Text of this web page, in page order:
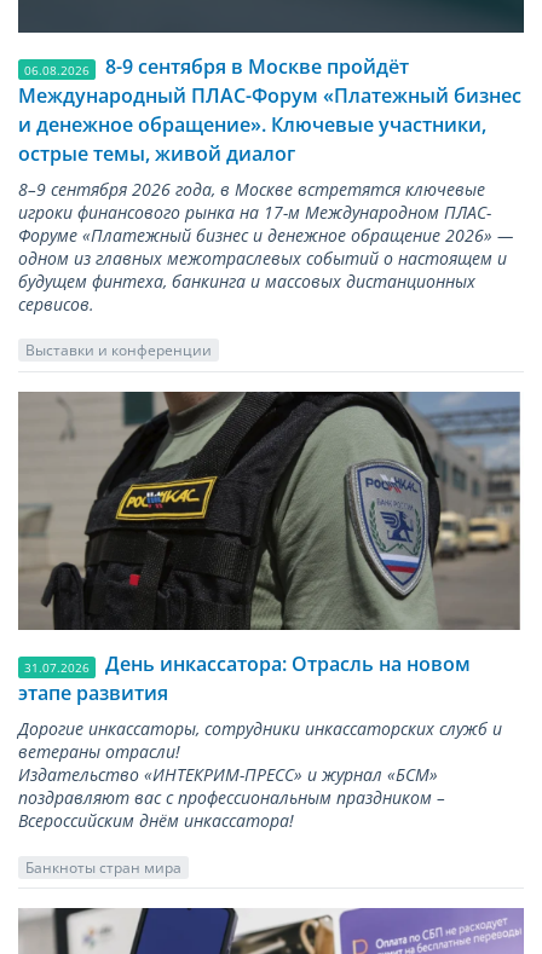
06.08.2026
8-9 сентября в Москве пройдёт
Международный ПЛАС-Форум «Платежный бизнес
и денежное обращение». Ключевые участники,
острые темы, живой диалог
8–9 сентября 2026 года, в Москве встретятся ключевые
игроки финансового рынка на 17-м Международном ПЛАС-
Форуме «Платежный бизнес и денежное обращение 2026» —
одном из главных межотраслевых событий о настоящем и
будущем финтеха, банкинга и массовых дистанционных
сервисов.
Выставки и конференции
31.07.2026
День инкассатора: Отрасль на новом
этапе развития
Дорогие инкассаторы, сотрудники инкассаторских служб и
ветераны отрасли!
Издательство «ИНТЕКРИМ-ПРЕСС» и журнал «БСМ»
поздравляют вас с профессиональным праздником –
Всероссийским днём инкассатора!
Банкноты стран мира